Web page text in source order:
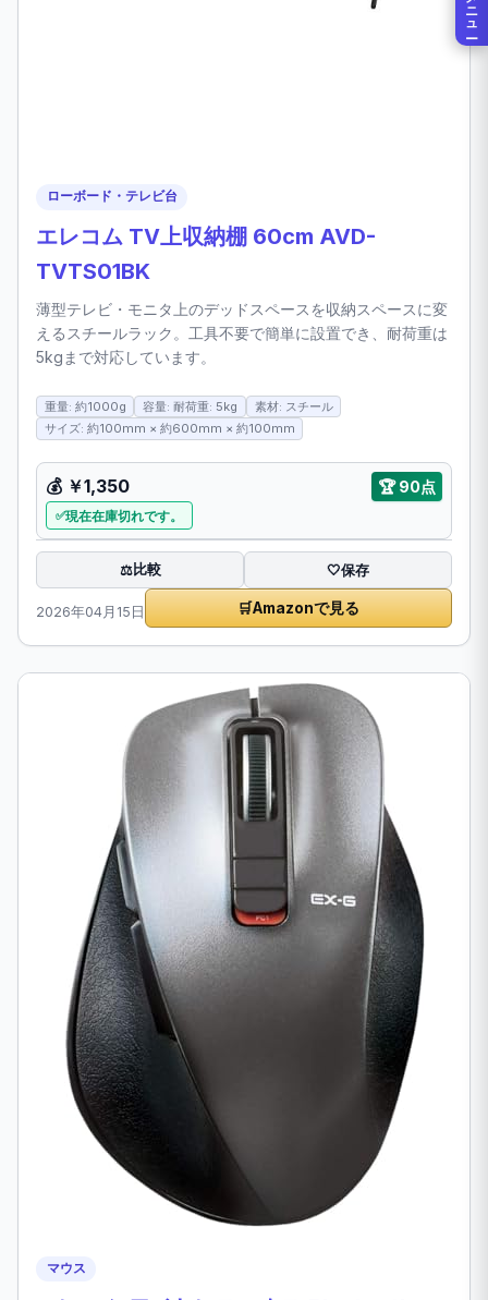
ローボード・テレビ台
エレコム TV上収納棚 60cm AVD-
TVTS01BK
薄型テレビ・モニタ上のデッドスペースを収納スペースに変
えるスチールラック。工具不要で簡単に設置でき、耐荷重は
5kgまで対応しています。
重量: 約1000g 容量: 耐荷重: 5kg
素材: スチール
サイズ: 約100mm × 約600mm × 約100mm
💰 ￥1,350 🏆 90点
現在在庫切れです。
⚖️比較 🤍保存
2026年04月15日 🛒Amazonで見る
マウス